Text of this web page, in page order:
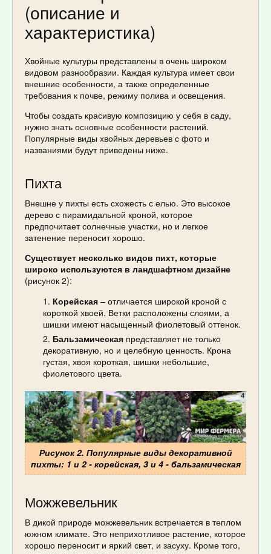
(описание и
характеристика)
Хвойные культуры представлены в очень широком
видовом разнообразии. Каждая культура имеет свои
внешние особенности, а также определенные
требования к почве, режиму полива и освещения.
Чтобы создать красивую композицию у себя в саду,
нужно знать основные особенности растений.
Популярные виды хвойных деревьев с фото и
названиями будут приведены ниже.
Пихта
Внешне у пихты есть схожесть с елью. Это высокое
дерево с пирамидальной кроной, которое
предпочитает солнечные участки, но и легкое
затенение переносит хорошо.
Существует несколько видов пихт, которые
широко используются в ландшафтном дизайне
(рисунок 2):
Корейская – отличается широкой кроной с
короткой хвоей. Ветки расположены слоями, а
шишки имеют насыщенный фиолетовый оттенок.
Бальзамическая представляет не только
декоративную, но и целебную ценность. Крона
густая, хвоя короткая, шишки небольшие,
фиолетового цвета.
Рисунок 2. Популярные виды декоративной
пихты: 1 и 2 - корейская, 3 и 4 - бальзамическая
Можжевельник
В дикой природе можжевельник встречается в теплом
южном климате. Это неприхотливое растение, которое
хорошо переносит и яркий свет, и засуху. Кроме того,